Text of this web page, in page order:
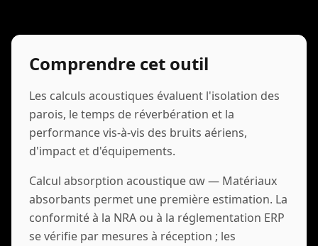
Comprendre cet outil
Les calculs acoustiques évaluent l'isolation des
parois, le temps de réverbération et la
performance vis-à-vis des bruits aériens,
d'impact et d'équipements.
Calcul absorption acoustique αw — Matériaux
absorbants permet une première estimation. La
conformité à la NRA ou à la réglementation ERP
se vérifie par mesures à réception ; les